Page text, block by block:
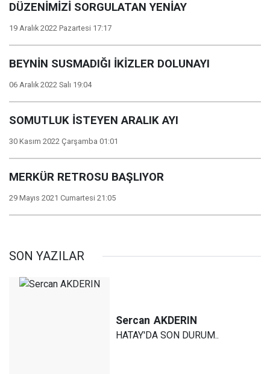
DÜZENİMİZİ SORGULATAN YENİAY
19 Aralık 2022 Pazartesi 17:17
BEYNİN SUSMADIĞI İKİZLER DOLUNAYI
06 Aralık 2022 Salı 19:04
SOMUTLUK İSTEYEN ARALIK AYI
30 Kasım 2022 Çarşamba 01:01
MERKÜR RETROSU BAŞLIYOR
29 Mayıs 2021 Cumartesi 21:05
SON YAZILAR
Sercan AKDERIN
HATAY'DA SON DURUM..